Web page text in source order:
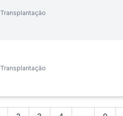
Transplantação
Transplantação